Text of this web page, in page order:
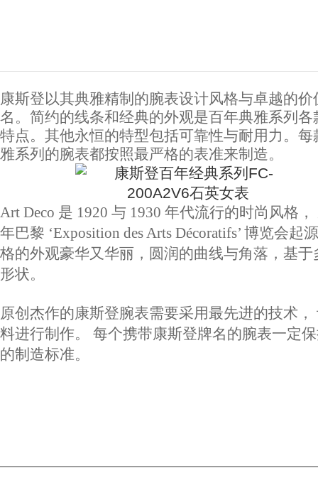
康斯登以其典雅精制的腕表设计风格与卓越的价
名。简约的线条和经典的外观是百年典雅系列各
特点。其他永恒的特型包括可靠性与耐用力。每
雅系列的腕表都按照最严格的表准来制造。
Art Deco 是 1920 与 1930 年代流行的时尚风格，
年巴黎 ‘Exposition des Arts Décoratifs’ 博览会起
格的外观豪华又华丽，圆润的曲线与角落，基于
形状。
原创杰作的康斯登腕表需要采用最先进的技术，
料进行制作。 每个携带康斯登牌名的腕表一定
的制造标准。